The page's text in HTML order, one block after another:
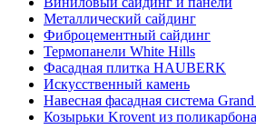
Металлический сайдинг
Фиброцементный сайдинг
Термопанели White Hills
Фасадная плитка HAUBERK
Искусственный камень
Навесная фасадная система
Козырьки Krovent из